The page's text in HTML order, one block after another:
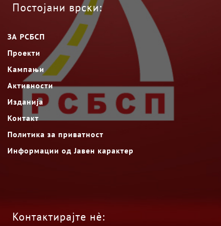
Постојани врски:
ЗА РСБСП
Проекти
Кампањи
Активности
Изданија
Контакт
Политика за приватност
Информации од Јавен карактер
Контактирајте нè: